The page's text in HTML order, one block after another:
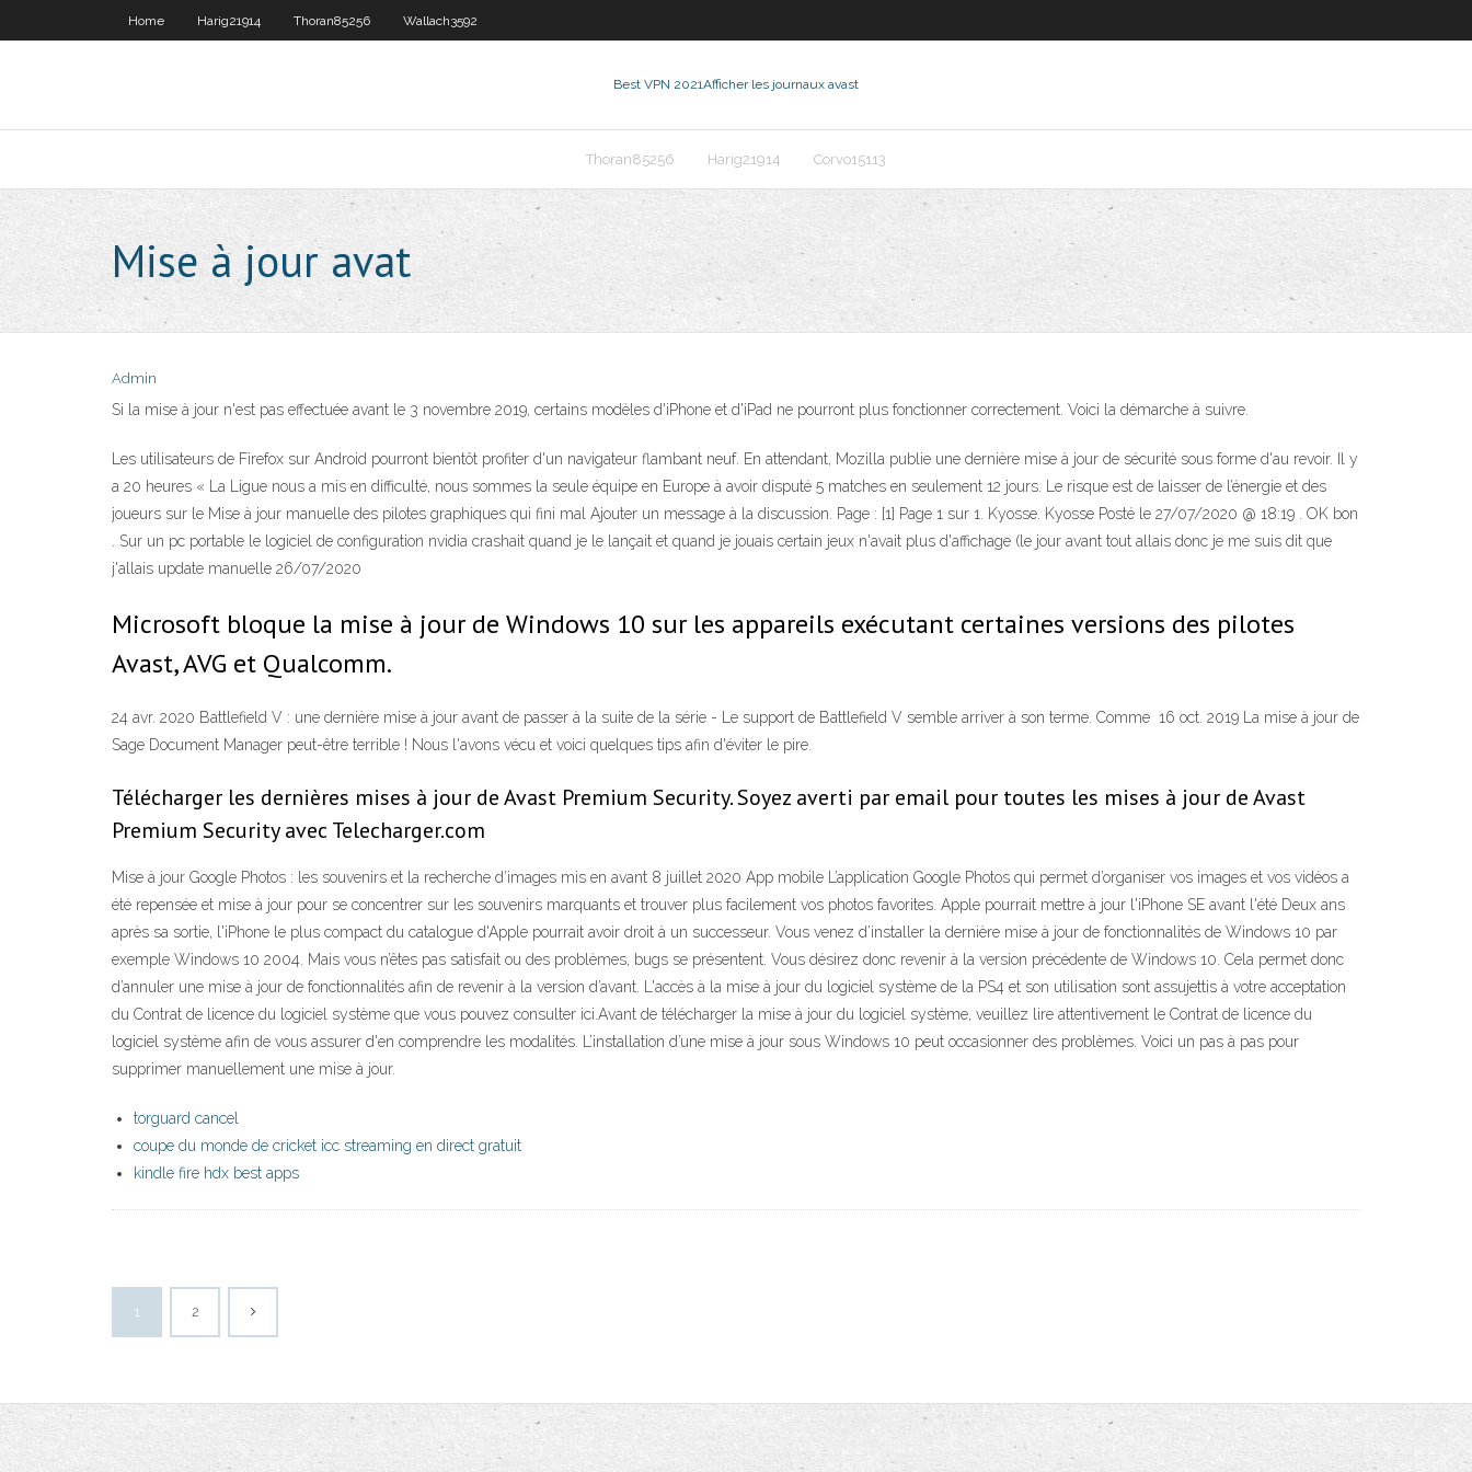
Home Harig21914 Thoran85256 Wallach3592
Best VPN 2021Afficher les journaux avast
Thoran85256 Harig21914 Corvo15113
Mise à jour avat
Admin
Si la mise à jour n'est pas effectuée avant le 3 novembre 2019, certains modèles d'iPhone et d'iPad ne pourront plus fonctionner correctement. Voici la démarche à suivre.
Les utilisateurs de Firefox sur Android pourront bientôt profiter d'un navigateur flambant neuf. En attendant, Mozilla publie une dernière mise à jour de sécurité sous forme d'au revoir. Il y
a 20 heures « La Ligue nous a mis en difficulté, nous sommes la seule équipe en Europe à avoir disputé 5 matches en seulement 12 jours. Le risque est de laisser de l’énergie et des
joueurs sur le Mise à jour manuelle des pilotes graphiques qui fini mal Ajouter un message à la discussion. Page : [1] Page 1 sur 1. Kyosse. Kyosse Posté le 27/07/2020 @ 18:19 . OK bon
. Sur un pc portable le logiciel de configuration nvidia crashait quand je le lançait et quand je jouais certain jeux n'avait plus d'affichage (le jour avant tout allais donc je me suis dit que
j'allais update manuelle 26/07/2020
Microsoft bloque la mise à jour de Windows 10 sur les appareils exécutant certaines versions des pilotes
Avast, AVG et Qualcomm.
24 avr. 2020 Battlefield V : une dernière mise à jour avant de passer à la suite de la série - Le support de Battlefield V semble arriver à son terme. Comme 16 oct. 2019 La mise à jour de
Sage Document Manager peut-être terrible ! Nous l'avons vécu et voici quelques tips afin d'éviter le pire.
Télécharger les dernières mises à jour de Avast Premium Security. Soyez averti par email pour toutes les mises à jour de Avast
Premium Security avec Telecharger.com
Mise à jour Google Photos : les souvenirs et la recherche d’images mis en avant 8 juillet 2020 App mobile L’application Google Photos qui permet d’organiser vos images et vos vidéos a
été repensée et mise à jour pour se concentrer sur les souvenirs marquants et trouver plus facilement vos photos favorites. Apple pourrait mettre à jour l'iPhone SE avant l'été Deux ans
après sa sortie, l'iPhone le plus compact du catalogue d'Apple pourrait avoir droit à un successeur. Vous venez d’installer la dernière mise à jour de fonctionnalités de Windows 10 par
exemple Windows 10 2004. Mais vous n’êtes pas satisfait ou des problèmes, bugs se présentent. Vous désirez donc revenir à la version précédente de Windows 10. Cela permet donc
d’annuler une mise à jour de fonctionnalités afin de revenir à la version d’avant. L'accès à la mise à jour du logiciel système de la PS4 et son utilisation sont assujettis à votre acceptation
du Contrat de licence du logiciel système que vous pouvez consulter ici.Avant de télécharger la mise à jour du logiciel système, veuillez lire attentivement le Contrat de licence du
logiciel système afin de vous assurer d'en comprendre les modalités. L’installation d’une mise à jour sous Windows 10 peut occasionner des problèmes. Voici un pas à pas pour
supprimer manuellement une mise à jour.
torguard cancel
coupe du monde de cricket icc streaming en direct gratuit
kindle fire hdx best apps
1 2